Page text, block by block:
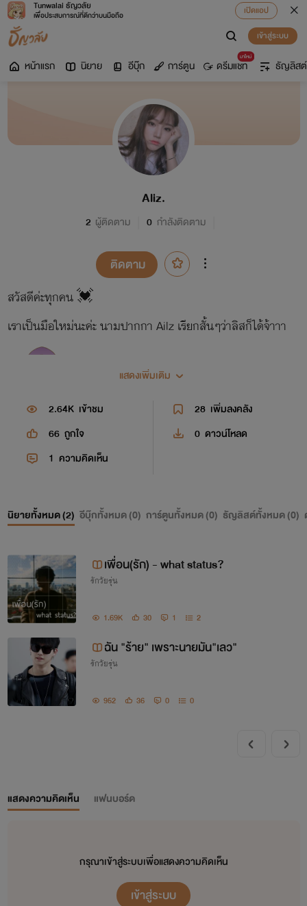
Tunwalai ธัญวลัย
เพื่อประสบการณ์ที่ดีกว่าบนมือถือ
เปิดแอป
เข้าสู่ระบบ
หน้าแรก นิยาย อีบุ๊ก การ์ตูน
มาใหม่
ดรีมแชท ธัญลิสต์
Aliz.
2 ผู้ติดตาม 0 กำลังติดตาม
ติดตาม
สวัสดีค่ะทุกคน 💓
เราเป็นมือใหม่นะค่ะ นามปากกา Ailz เรียกสั้นๆว่าลิสก็ได้จ้าาา
แสดงเพิ่มเติม
2.64K เข้าชม 28 เพิ่มลงคลัง
66 ถูกใจ 0 ดาวน์โหลด
1 ความคิดเห็น
นิยายทั้งหมด (2) อีบุ๊กทั้งหมด (0) การ์ตูนทั้งหมด (0) ธัญลิสต์ทั้งหมด (0)
เพื่อน(รัก) - what status?
รักวัยรุ่น
1.69K 30 1 2
ฉัน "ร้าย" เพราะนายมัน"เลว"
รักวัยรุ่น
952 36 0 0
แสดงความคิดเห็น แฟนบอร์ด
กรุณาเข้าสู่ระบบเพื่อแสดงความคิดเห็น
เข้าสู่ระบบ